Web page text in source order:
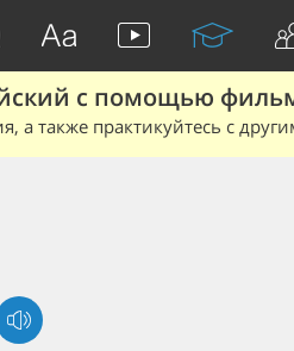
с помощью
а также практикуйтесь с